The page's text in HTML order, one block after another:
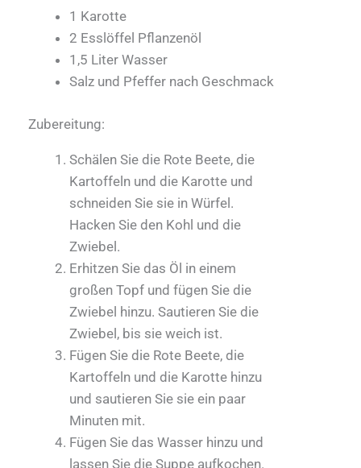
1 Karotte
2 Esslöffel Pflanzenöl
1,5 Liter Wasser
Salz und Pfeffer nach Geschmack
Zubereitung:
Schälen Sie die Rote Beete, die
Kartoffeln und die Karotte und
schneiden Sie sie in Würfel.
Hacken Sie den Kohl und die
Zwiebel.
Erhitzen Sie das Öl in einem
großen Topf und fügen Sie die
Zwiebel hinzu. Sautieren Sie die
Zwiebel, bis sie weich ist.
Fügen Sie die Rote Beete, die
Kartoffeln und die Karotte hinzu
und sautieren Sie sie ein paar
Minuten mit.
Fügen Sie das Wasser hinzu und
lassen Sie die Suppe aufkochen.